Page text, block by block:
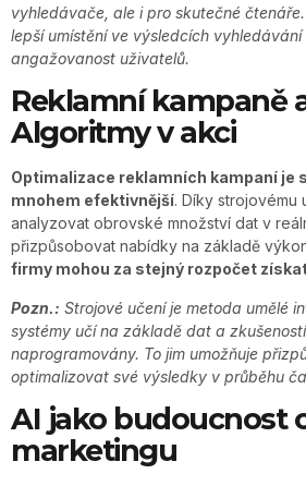
vyhledávače, ale i pro skutečné
lepší umístění ve výsledcích
angažovanost uživatelů.
Reklamní kampaně
Algoritmy v akci
Optimalizace reklamních kampaní je
mnohem efektivnější. Díky strojovému
analyzovat obrovské množství dat v
přizpůsobovat nabídky na základě
firmy mohou za stejný rozpočet
Pozn.: Strojové učení je metoda umělé
systémy učí na základě dat a
naprogramovány. To jim umožňuje
optimalizovat své výsledky v průběhu
AI jako budoucnost
marketingu